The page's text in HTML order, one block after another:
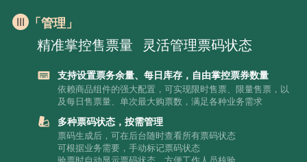
「管理」
精准掌控售票量 灵活管理票码状态
支持设置票务余量、每日库存，自由掌控票券数量
依赖商品组件的强大配置，可实现限时售票、限量售票，以
及每日售票量、单次最大购票数，满足各种业务需求
多种票码状态，按需管理
票码生成后，可在后台随时查看所有票码状态
可根据业务需要，手动标记票码状态